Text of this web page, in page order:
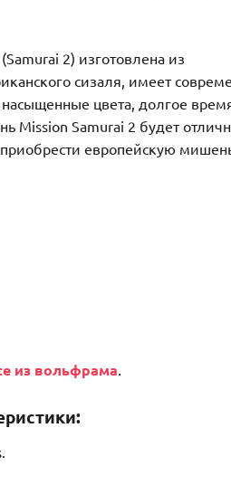
2) изготовлена ​​из
сизаля, имеет
цвета, долгое
Mission Samurai 2 будет
европейскую
из вольфрама